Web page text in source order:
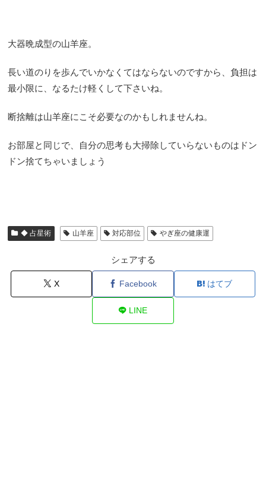
大器晩成型の山羊座。
長い道のりを歩んでいかなくてはならないのですから、負担は
最小限に、なるたけ軽くして下さいね。
断捨離は山羊座にこそ必要なのかもしれませんね。
お部屋と同じで、自分の思考も大掃除していらないものはドン
ドン捨てちゃいましょう
◆ 占星術 山羊座 対応部位 やぎ座の健康運
シェアする
X Facebook はてブ
LINE